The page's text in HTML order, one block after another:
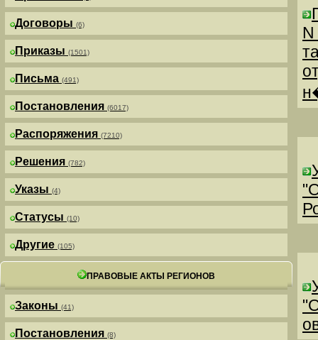
Договоры (6)
Приказы (1501)
Письма (491)
Постановления (6017)
Распоряжения (7210)
Решения (782)
Указы (4)
Статусы (10)
Другие (105)
ПРАВОВЫЕ АКТЫ РЕГИОНОВ
Законы (41)
Постановления (8)